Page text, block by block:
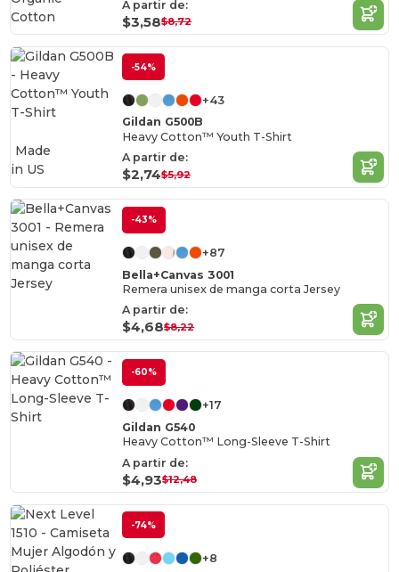
A partir de:
$3,58$8,72
Cotton
-54%
+43
Gildan G500B
Heavy Cotton™ Youth T-Shirt
A partir de:
$2,74$5,92
Made
in US
-43%
+87
Bella+Canvas 3001
Remera unisex de manga corta Jersey
A partir de:
$4,68$8,22
-60%
+17
Gildan G540
Heavy Cotton™ Long-Sleeve T-Shirt
A partir de:
$4,93$12,48
-74%
+8